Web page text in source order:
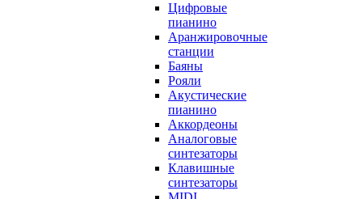
Цифровые
пианино
Аранжировочные
станции
Баяны
Рояли
Акустические
пианино
Аккордеоны
Аналоговые
синтезаторы
Клавишные
синтезаторы